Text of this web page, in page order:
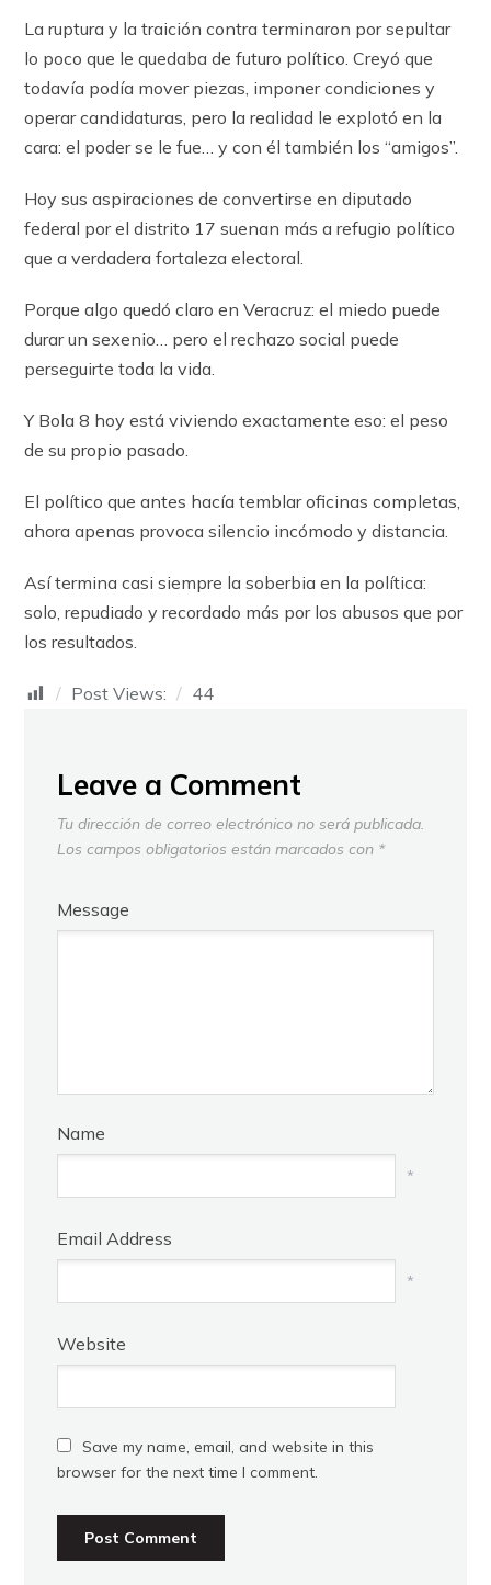
La ruptura y la traición contra terminaron por sepultar
lo poco que le quedaba de futuro político. Creyó que
todavía podía mover piezas, imponer condiciones y
operar candidaturas, pero la realidad le explotó en la
cara: el poder se le fue… y con él también los “amigos”.
Hoy sus aspiraciones de convertirse en diputado
federal por el distrito 17 suenan más a refugio político
que a verdadera fortaleza electoral.
Porque algo quedó claro en Veracruz: el miedo puede
durar un sexenio… pero el rechazo social puede
perseguirte toda la vida.
Y Bola 8 hoy está viviendo exactamente eso: el peso
de su propio pasado.
El político que antes hacía temblar oficinas completas,
ahora apenas provoca silencio incómodo y distancia.
Así termina casi siempre la soberbia en la política:
solo, repudiado y recordado más por los abusos que por
los resultados.
Post Views: 44
Leave a Comment
Tu dirección de correo electrónico no será publicada.
Los campos obligatorios están marcados con *
Message
Name
*
Email Address
*
Website
Save my name, email, and website in this
browser for the next time I comment.